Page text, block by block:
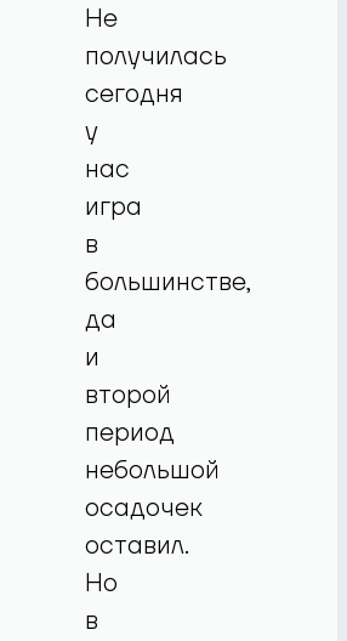
Не
получилась
сегодня
у
нас
игра
в
большинстве,
да
и
второй
период
небольшой
осадочек
оставил.
Но
в